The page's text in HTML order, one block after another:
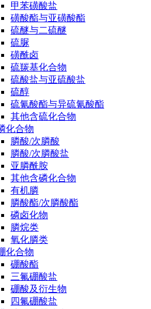
甲苯磺酸盐
磺酸酯与亚磺酸酯
硫醚与二硫醚
硫脲
磺酰卤
硫羰基化合物
硫酸盐与亚硫酸盐
硫醇
硫氰酸酯与异硫氰酸酯
其他含硫化合物
化合物
膦酸/次膦酸
膦酸/次膦酸盐
亚膦酰胺
其他含磷化合物
有机膦
膦酸酯/次膦酸酯
磷卤化物
膦烷类
氧化膦类
化合物
硼酸酯
三氟硼酸盐
硼酸及衍生物
四氟硼酸盐